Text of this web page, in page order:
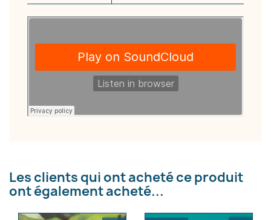
Les clients qui ont acheté ce produit
ont également acheté...
Créer une liste d'envies ×